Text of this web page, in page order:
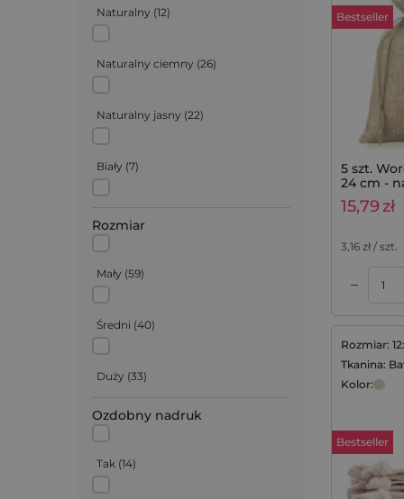
Satyna (9 )
Welur (28 )
Nonwoven (2)
Naturalny (12)
Naturalny ciemny (26)
Naturalny jasny (22)
Biały (7)
Czarny
Srebrny (
Rozmiar
Mały (59)
Średni (40)
Duży (33)
Ozdobny nadruk
Tak (14)
Bestseller
5 szt.
24 cm -
15,79zł
3,16 zł / szt.
–
Rozmiar:
Tkanina:
Kolor:
Bestseller